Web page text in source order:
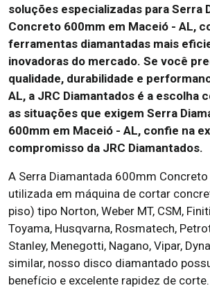
soluções especializadas para Serra
Concreto 600mm em Maceió - AL,
ferramentas diamantadas mais
inovadoras do mercado. Se você
qualidade, durabilidade e
AL, a JRC Diamantados é a escolha
as situações que exigem Serra
600mm em Maceió - AL, confie na
compromisso da JRC Diamantados.
A Serra Diamantada 600mm
utilizada em máquina de cortar
piso) tipo Norton, Weber MT, CSM,
Toyama, Husqvarna, Rosmatech,
Stanley, Menegotti, Nagano, Vipar,
similar, nosso disco diamantado
benefício e excelente rapidez de corte.